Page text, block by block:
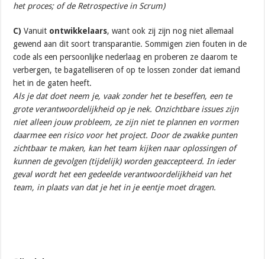
het proces; of de Retrospective in Scrum)
C)Vanuit ontwikkelaars, want ook zij zijn nog niet allemaal
gewend aan dit soort transparantie. Sommigen zien fouten in de
code als een persoonlijke nederlaag en proberen ze daarom te
verbergen, te bagatelliseren of op te lossen zonder dat iemand
het in de gaten heeft.
Als je dat doet neem je, vaak zonder het te beseffen, een te
grote verantwoordelijkheid op je nek. Onzichtbare issues zijn
niet alleen jouw probleem, ze zijn niet te plannen en vormen
daarmee een risico voor het project. Door de zwakke punten
zichtbaar te maken, kan het team kijken naar oplossingen of
kunnen de gevolgen (tijdelijk) worden geaccepteerd. In ieder
geval wordt het een gedeelde verantwoordelijkheid van het
team, in plaats van dat je het in je eentje moet dragen.